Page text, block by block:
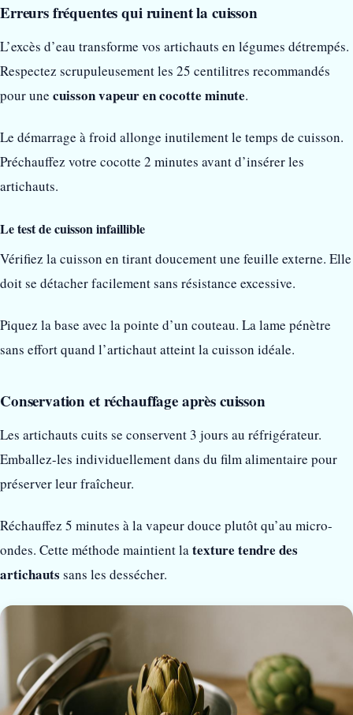
Erreurs fréquentes qui ruinent la cuisson
L’excès d’eau transforme vos artichauts en légumes détrempés.
Respectez scrupuleusement les 25 centilitres recommandés
pour une cuisson vapeur en cocotte minute.
Le démarrage à froid allonge inutilement le temps de cuisson.
Préchauffez votre cocotte 2 minutes avant d’insérer les
artichauts.
Le test de cuisson infaillible
Vérifiez la cuisson en tirant doucement une feuille externe. Elle
doit se détacher facilement sans résistance excessive.
Piquez la base avec la pointe d’un couteau. La lame pénètre
sans effort quand l’artichaut atteint la cuisson idéale.
Conservation et réchauffage après cuisson
Les artichauts cuits se conservent 3 jours au réfrigérateur.
Emballez-les individuellement dans du film alimentaire pour
préserver leur fraîcheur.
Réchauffez 5 minutes à la vapeur douce plutôt qu’au micro-
ondes. Cette méthode maintient la texture tendre des
artichauts sans les dessécher.